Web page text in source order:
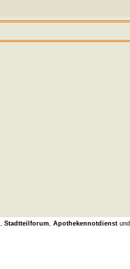
Stadtteilforum, Apothekennotdienstund